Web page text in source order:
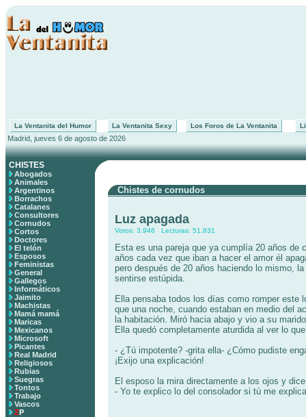
La Ventanita del Humor La Ventanita Sexy Los Foros de La Ventanita
Madrid, jueves 6 de agosto de 2026
CHISTES
Abogados
Animales
Argentinos
Borrachos
Catalanes
Consultores
Cornudos
Cortos
Doctores
El telón
Esposos
Feministas
General
Gallegos
Informáticos
Jaimito
Machistas
Mamá mamá
Maricas
Mexicanos
Microsoft
Picantes
Real Madrid
Religiosos
Rubias
Suegras
Tontos
Trabajo
Vascos
ZP
Chistes de cornudos
Luz apagada
Votos: 3.946 Lecturas: 51.831
Esta es una pareja que ya cumplía 20 años de
años cada vez que iban a hacer el amor él
pero después de 20 años haciendo lo mismo,
sentirse estúpida.
Ella pensaba todos los días como romper este
que una noche, cuando estaban en medio del
la habitación. Miró hacia abajo y vio a su
Ella quedó completamente aturdida al ver lo
- ¿Tú impotente? -grita ella- ¿Cómo pudiste
¡Exijo una explicación!
El esposo la mira directamente a los ojos y
- Yo te explico lo del consolador si tú me